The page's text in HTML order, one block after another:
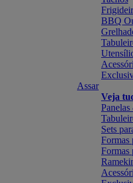
BBQ
Assar
Veja
Sets
Formas
Formas